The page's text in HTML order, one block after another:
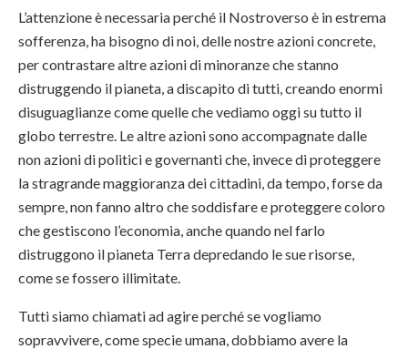
L’attenzione è necessaria perché il Nostroverso è in estrema
sofferenza, ha bisogno di noi, delle nostre azioni concrete,
per contrastare altre azioni di minoranze che stanno
distruggendo il pianeta, a discapito di tutti, creando enormi
disuguaglianze come quelle che vediamo oggi su tutto il
globo terrestre. Le altre azioni sono accompagnate dalle
non azioni di politici e governanti che, invece di proteggere
la stragrande maggioranza dei cittadini, da tempo, forse da
sempre, non fanno altro che soddisfare e proteggere coloro
che gestiscono l’economia, anche quando nel farlo
distruggono il pianeta Terra depredando le sue risorse,
come se fossero illimitate.
Tutti siamo chiamati ad agire perché se vogliamo
sopravvivere, come specie umana, dobbiamo avere la